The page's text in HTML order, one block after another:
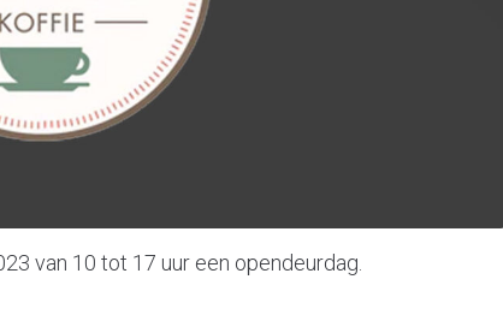
van 10 tot 17 uur een opendeurdag.